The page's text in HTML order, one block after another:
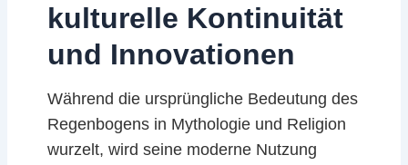
kulturelle Kontinuität
und Innovationen
Während die ursprüngliche Bedeutung des
Regenbogens in Mythologie und Religion
wurzelt, wird seine moderne Nutzung